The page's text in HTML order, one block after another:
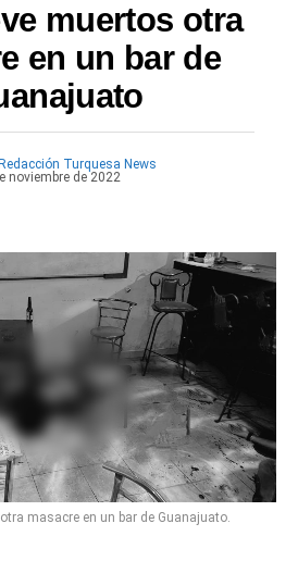
muertos otra
en un bar de
Redacción Turquesa News
noviembre de 2022
masacre en un bar de Guanajuato.